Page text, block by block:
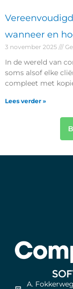
wanneer en
3 november 2025
In de wereld van
soms alsof elke
compleet met
Lees verder »
A.